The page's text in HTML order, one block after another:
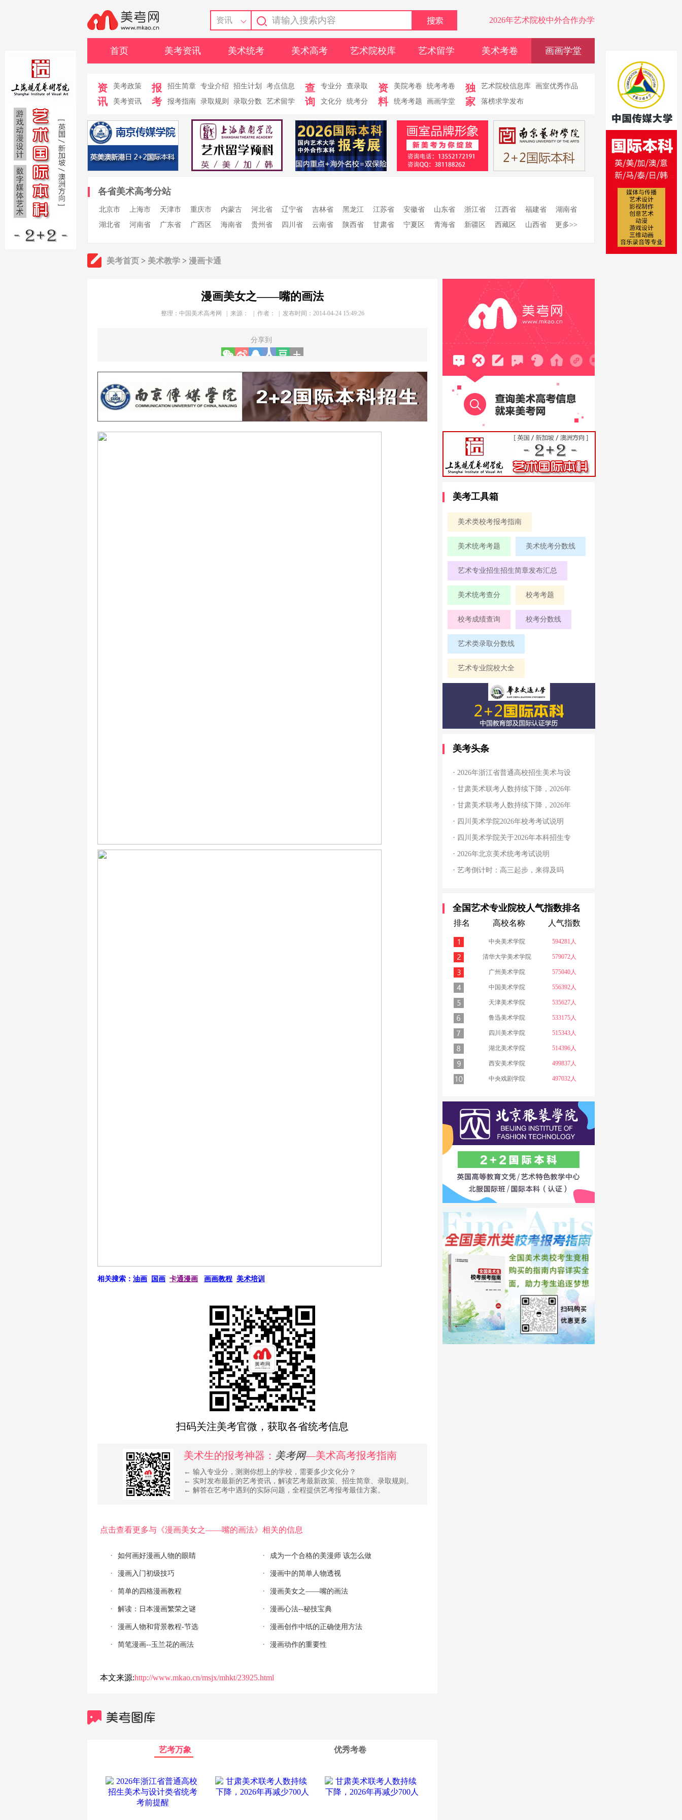
资讯 2026年艺术院校中外合作办学
首页 美考资讯 美术统考 美术高考 艺术院校库 艺术留学 美术考卷 画画学堂
资
讯
美考政策
美考资讯
报
考
招生简章 专业介绍 招生计划
考点信息
报考指南 录取规则 录取分数 艺术留学
查
询
专业分
查录取
文化分
统考分
资
料
美院考卷
统考考卷
统考考题
画画学堂
独
家
艺术院校信息库
画室优秀作品
落榜求学发布
各省美术高考分站
北京市 上海市 天津市 重庆市 内蒙古 河北省 辽宁省 吉林省 黑龙江 江苏省 安徽省 山东省 浙江省 江西省 福建省
湖南省
湖北省
河南省 广东省 广西区 海南省 贵州省 四川省 云南省 陕西省 甘肃省 宁夏区 青海省 新疆区 西藏区 山西省 更多>>
美考首页 > 美术教学 > 漫画卡通
漫画美女之——嘴的画法
整理： 中国美术高考网 | 来源： | 作者： | 发布时间：2014-04-24 15:49:26
分享到
相关搜索： 油画 国画 卡通漫画 画画教程 美术培训
扫码关注美考官微，获取各省统考信息
美术生的报考神器： 美考网—美术高考报考指南
← 输入专业分，测测你想上的学校，需要多少文化分？
← 实时发布最新的艺考资讯，解读艺考最新政策、招生简章、录取规则。
← 解答在艺考中遇到的实际问题，全程提供艺考报考最佳方案。
点击查看更多与《漫画美女之——嘴的画法》相关的信息
如何画好漫画人物的眼睛 成为一个合格的美漫师 该怎么做
漫画入门初级技巧 漫画中的简单人物透视
简单的四格漫画教程 漫画美女之——嘴的画法
解读：日本漫画繁荣之谜 漫画心法--秘技宝典
漫画人物和背景教程-节选 漫画创作中纸的正确使用方法
简笔漫画--玉兰花的画法 漫画动作的重要性
本文来源:http://www.mkao.cn/msjx/mhkt/23925.html
艺考万象 优秀考卷
美考工具箱
美术类校考报考指南
美术统考考题 美术统考分数线
艺术专业招生招生简章发布汇总
美术统考查分 校考考题
校考成绩查询 校考分数线
艺术类录取分数线
艺术专业院校大全
美考头条
2026年浙江省普通高校招生美术与设
甘肃美术联考人数持续下降，2026年
甘肃美术联考人数持续下降，2026年
四川美术学院2026年校考考试说明
四川美术学院关于2026年本科招生专
2026年北京美术统考考试说明
艺考倒计时：高三起步，来得及吗
全国艺术专业院校人气指数排名
排名 高校名称 人气指数
中央美术学院 594281人
清华大学美术学院 579072人
广州美术学院 575040人
中国美术学院 556392人
天津美术学院 535627人
鲁迅美术学院 533175人
四川美术学院 515343人
湖北美术学院 514396人
西安美术学院 499837人
中央戏剧学院 497032人